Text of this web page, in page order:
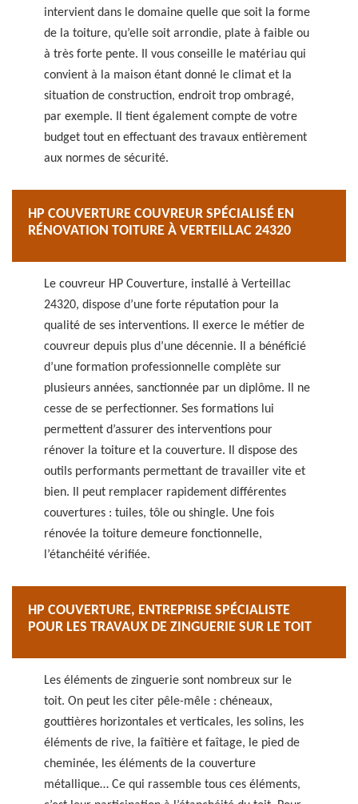
intervient dans le domaine quelle que soit la forme
de la toiture, qu’elle soit arrondie, plate à faible ou
à très forte pente. Il vous conseille le matériau qui
convient à la maison étant donné le climat et la
situation de construction, endroit trop ombragé,
par exemple. Il tient également compte de votre
budget tout en effectuant des travaux entièrement
aux normes de sécurité.
HP COUVERTURE COUVREUR SPÉCIALISÉ EN
RÉNOVATION TOITURE À VERTEILLAC 24320
Le couvreur HP Couverture, installé à Verteillac
24320, dispose d’une forte réputation pour la
qualité de ses interventions. Il exerce le métier de
couvreur depuis plus d’une décennie. Il a bénéficié
d’une formation professionnelle complète sur
plusieurs années, sanctionnée par un diplôme. Il ne
cesse de se perfectionner. Ses formations lui
permettent d’assurer des interventions pour
rénover la toiture et la couverture. Il dispose des
outils performants permettant de travailler vite et
bien. Il peut remplacer rapidement différentes
couvertures : tuiles, tôle ou shingle. Une fois
rénovée la toiture demeure fonctionnelle,
l’étanchéité vérifiée.
HP COUVERTURE, ENTREPRISE SPÉCIALISTE
POUR LES TRAVAUX DE ZINGUERIE SUR LE TOIT
Les éléments de zinguerie sont nombreux sur le
toit. On peut les citer pêle-mêle : chéneaux,
gouttières horizontales et verticales, les solins, les
éléments de rive, la faîtière et faîtage, le pied de
cheminée, les éléments de la couverture
métallique… Ce qui rassemble tous ces éléments,